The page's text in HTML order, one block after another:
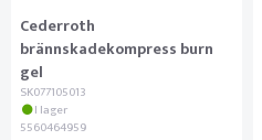
Cederroth
brännskadekompress burn
gel
SK077105013
I lager
5560464959